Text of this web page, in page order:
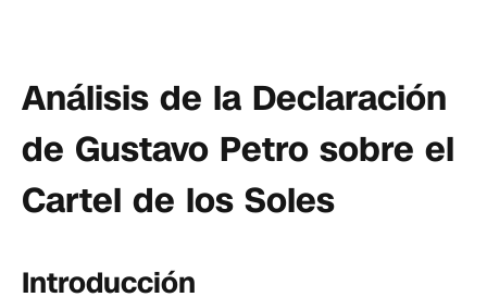
Análisis de la Declaración
de Gustavo Petro sobre el
Cartel de los Soles
Introducción